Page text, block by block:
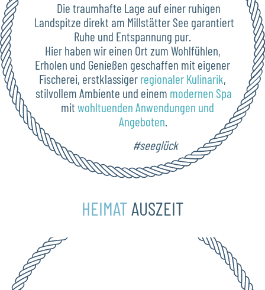
Die traumhafte Lage auf einer ruhigen
Landspitze direkt am Millstätter See garantiert
Ruhe und Entspannung pur.
Hier haben wir einen Ort zum Wohlfühlen,
Erholen und Genießen geschaffen mit eigener
Fischerei, erstklassiger regionaler Kulinarik,
stilvollem Ambiente und einem modernen Spa
mitwohltuenden Anwendungen und
Angeboten.
#seeglück
HEIMAT AUSZEIT